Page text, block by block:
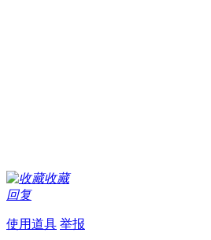
收藏
回复
使用道具 举报